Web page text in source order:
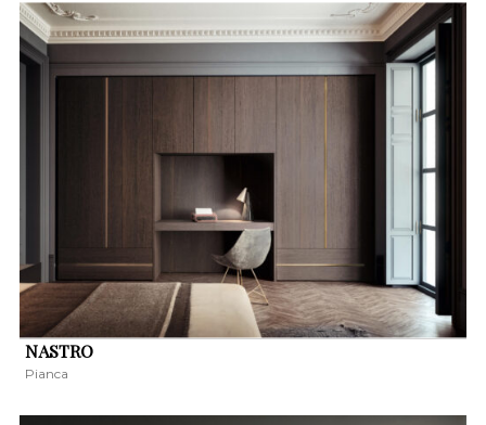
NASTRO
Pianca